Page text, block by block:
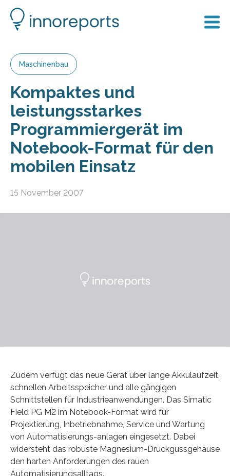
Maschinenbau
Kompaktes und
leistungsstarkes
Programmiergerät im
Notebook-Format für den
mobilen Einsatz
15 November 2007
Zudem verfügt das neue Gerät über lange Akkulaufzeit,
schnellen Arbeitsspeicher und alle gängigen
Schnittstellen für Industrieanwendungen. Das Simatic
Field PG M2 im Notebook-Format wird für
Projektierung, Inbetriebnahme, Service und Wartung
von Automatisierungs-anlagen eingesetzt. Dabei
widersteht das robuste Magnesium-Druckgussgehäuse
den harten Anforderungen des rauen
Automatisierungsalltags.